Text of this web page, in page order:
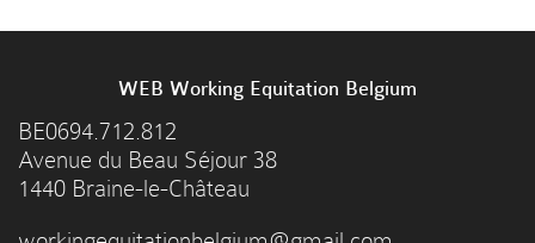
WEB Working Equitation Belgium
BE0694.712.812
Avenue du Beau Séjour 38
1440 Braine-le-Château